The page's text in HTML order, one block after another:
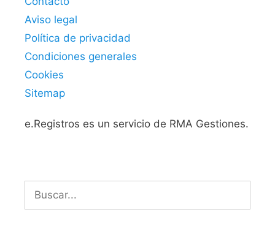
Aviso legal
Política de privacidad
Condiciones generales
Cookies
Sitemap
e.Registros es un servicio de RMA Gestiones.